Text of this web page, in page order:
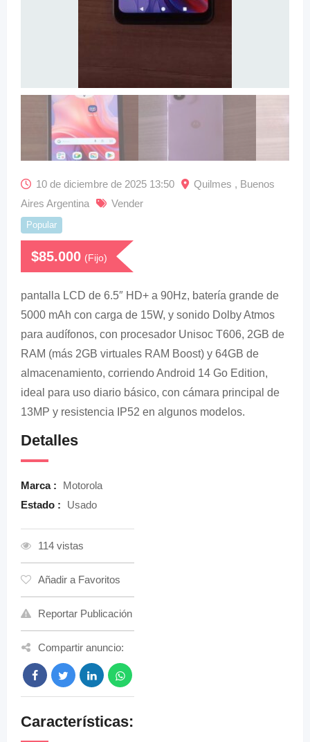
10 de diciembre de 2025 13:50
Quilmes , Buenos
Aires Argentina
Vender
Popular
$85.000 (Fijo)
pantalla LCD de 6.5″ HD+ a 90Hz, batería grande de
5000 mAh con carga de 15W, y sonido Dolby Atmos
para audífonos, con procesador Unisoc T606, 2GB de
RAM (más 2GB virtuales RAM Boost) y 64GB de
almacenamiento, corriendo Android 14 Go Edition,
ideal para uso diario básico, con cámara principal de
13MP y resistencia IP52 en algunos modelos.
Detalles
Marca :
Motorola
Estado :
Usado
114 vistas
Añadir a Favoritos
Reportar Publicación
Compartir anuncio:
Características: